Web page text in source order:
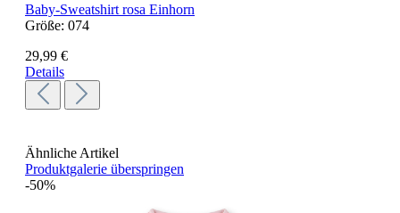
Baby-Sweatshirt rosa Einhorn
Größe: 074
29,99 €
Details
Ähnliche Artikel
Produktgalerie überspringen
-50%